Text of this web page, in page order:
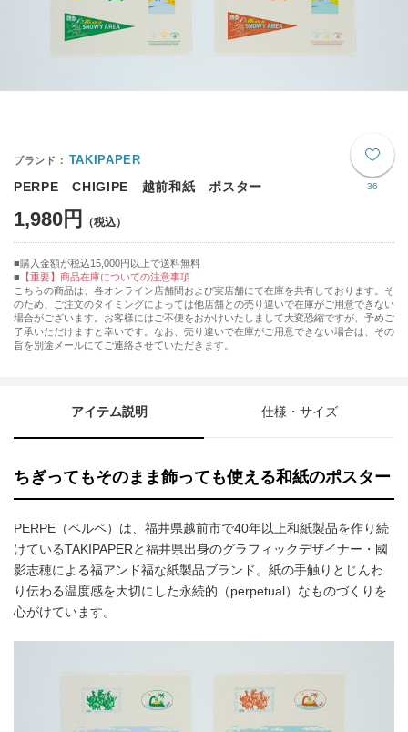
36
TAKIPAPER
PERPE CHIGIPE 越前和紙 ポスター
1,980円
購入金額が税込15,000円以上で送料無料
【重要】商品在庫についての注意事項
こちらの商品は、各オンライン店舗間および実店舗にて在庫を共有しております。そ
のため、ご注文のタイミングによっては他店舗との売り違いで在庫がご用意できない
場合がございます。お客様にはご不便をおかけいたしまして大変恐縮ですが、予めご
了承いただけますと幸いです。なお、売り違いで在庫がご用意できない場合は、その
旨を別途メールにてご連絡させていただきます。
アイテム説明 仕様・サイズ
ちぎってもそのまま飾っても使える和紙のポスター
PERPE（ペルペ）は、福井県越前市で40年以上和紙製品を作り続
けているTAKIPAPERと福井県出身のグラフィックデザイナー・國
影志穂による福アンド福な紙製品ブランド。紙の手触りとじんわ
り伝わる温度感を大切にした永続的（perpetual）なものづくりを
心がけています。